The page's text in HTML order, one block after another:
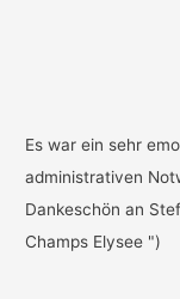
Es war ein sehr
administrativen
Dankeschön an
Champs Elysee ")